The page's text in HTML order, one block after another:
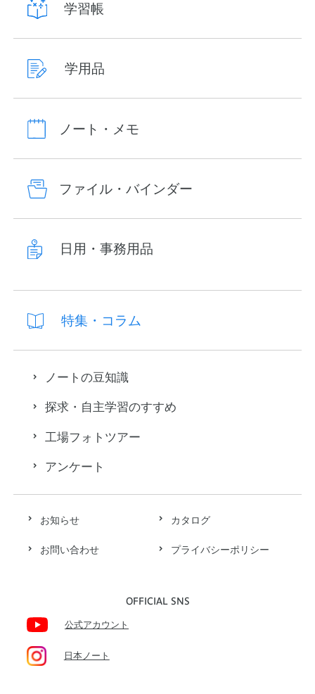
お知らせ カタログ
お問い合わせ プライバシーポリシー
OFFICIAL SNS
公式アカウント
日本ノート
学習帳
学用品
ノート・メモ
ファイル・バインダー
日用・事務用品
特集・コラム
ノートの豆知識
探求・自主学習のすすめ
工場フォトツアー
アンケート